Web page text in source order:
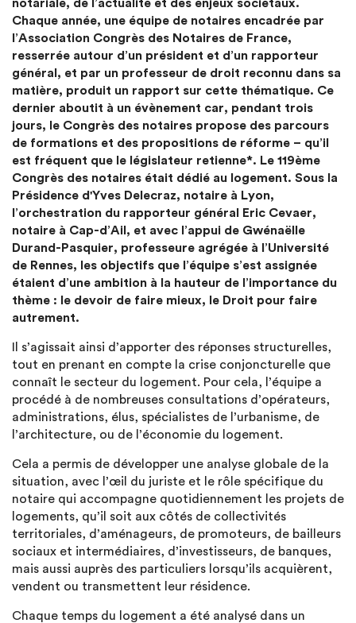
notariale, de l’actualité et des enjeux sociétaux.
Chaque année, une équipe de notaires encadrée par
l’Association Congrès des Notaires de France,
resserrée autour d’un président et d’un rapporteur
général, et par un professeur de droit reconnu dans sa
matière, produit un rapport sur cette thématique. Ce
dernier aboutit à un évènement car, pendant trois
jours, le Congrès des notaires propose des parcours
de formations et des propositions de réforme – qu’il
est fréquent que le législateur retienne*. Le 119ème
Congrès des notaires était dédié au logement. Sous la
Présidence d'Yves Delecraz, notaire à Lyon,
l’orchestration du rapporteur général Eric Cevaer,
notaire à Cap-d’Ail, et avec l’appui de Gwénaëlle
Durand-Pasquier, professeure agrégée à l’Université
de Rennes, les objectifs que l’équipe s’est assignée
étaient d’une ambition à la hauteur de l’importance du
thème : le devoir de faire mieux, le Droit pour faire
autrement.
Il s’agissait ainsi d’apporter des réponses structurelles,
tout en prenant en compte la crise conjoncturelle que
connaît le secteur du logement. Pour cela, l’équipe a
procédé à de nombreuses consultations d’opérateurs,
administrations, élus, spécialistes de l’urbanisme, de
l’architecture, ou de l’économie du logement.
Cela a permis de développer une analyse globale de la
situation, avec l’œil du juriste et le rôle spécifique du
notaire qui accompagne quotidiennement les projets de
logements, qu’il soit aux côtés de collectivités
territoriales, d’aménageurs, de promoteurs, de bailleurs
sociaux et intermédiaires, d’investisseurs, de banques,
mais aussi auprès des particuliers lorsqu’ils acquièrent,
vendent ou transmettent leur résidence.
Chaque temps du logement a été analysé dans un